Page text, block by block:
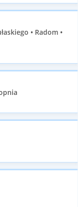
• Radom •